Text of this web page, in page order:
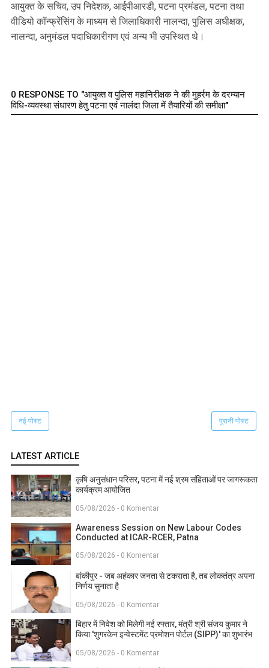
आयुक्त के सचिव, उप निदेशक, आईपीआरडी, पटना प्रमंडल, पटना तथा
वीडियो कॉन्फ्रेंसिंग के माध्यम से जिलाधिकारी नालन्दा, पुलिस अधीक्षक,
नालन्दा, अनुमंडल पदाधिकारीगण एवं अन्य भी उपस्थित थे।
0 RESPONSE TO "आयुक्त व पुलिस महानिरीक्षक ने की मुहर्रम के दरम्यान
विधि-व्यवस्था संधारण हेतु पटना एवं नालंदा जिला में तैयारियों की समीक्षा"
नई पोस्ट पुरानी पोस्ट
LATEST ARTICLE
कृषि अनुसंधान परिसर, पटना में नई श्रम संहिताओं पर जागरूकता
कार्यक्रम आयोजित
05/08/2026 - 0 Komentar
Awareness Session on New Labour Codes
Conducted at ICAR-RCER, Patna
05/08/2026 - 0 Komentar
बांकीपुर - जब अहंकार जनता से टकराता है, तब लोकतंत्र अपना
निर्णय सुनाता है
05/08/2026 - 0 Komentar
बिहार में निवेश को मिलेगी नई रफ्तार, मंत्री श्री संजय कुमार ने
किया 'शुगरकेन इन्वेस्टमेंट प्रमोशन पोर्टल (SIPP)' का शुभारंभ
05/08/2026 - 0 Komentar